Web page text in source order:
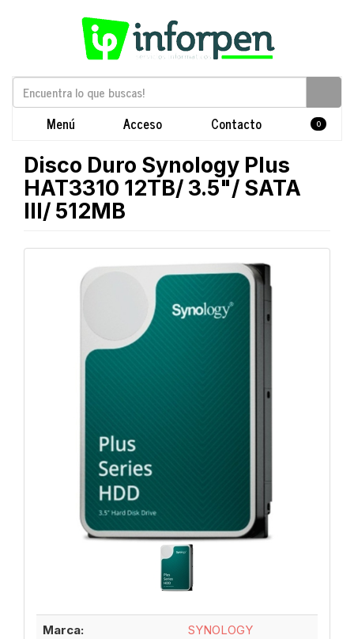
Menú Acceso Contacto 0
Disco Duro Synology Plus
HAT3310 12TB/ 3.5"/ SATA
III/ 512MB
Marca:
SYNOLOGY